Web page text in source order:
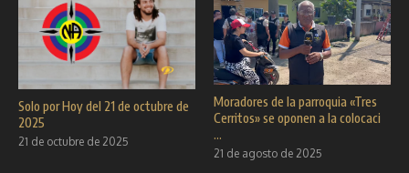
Solo por Hoy del 21 de octubre de
2025
21 de octubre de 2025
Moradores de la parroquia «Tres
Cerritos» se oponen a la colocaci
...
21 de agosto de 2025